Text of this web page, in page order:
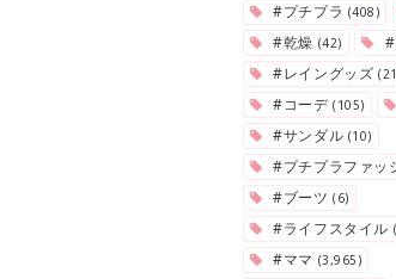
#プチプラ (408)
#乾燥 (42)
#レイングッズ
#コーデ(105)
#サンダル (10)
#プチプラファッ
#ブーツ(6)
#ライフスタイル
#ママ (3,965)